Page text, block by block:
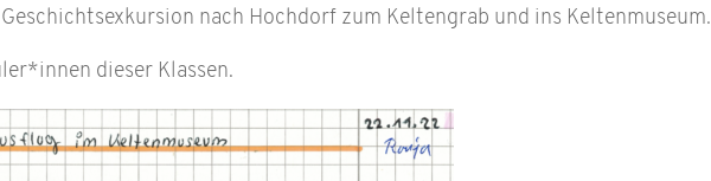
Geschichtsexkursion nach Hochdorf zum Keltengrab und ins Keltenmuseum.
dieser Klassen.